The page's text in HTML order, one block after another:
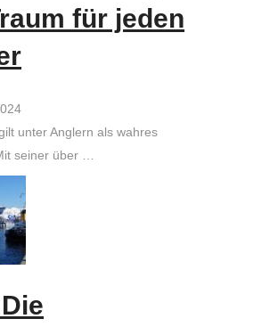
für jeden
unter Anglern als wahres
seiner über …